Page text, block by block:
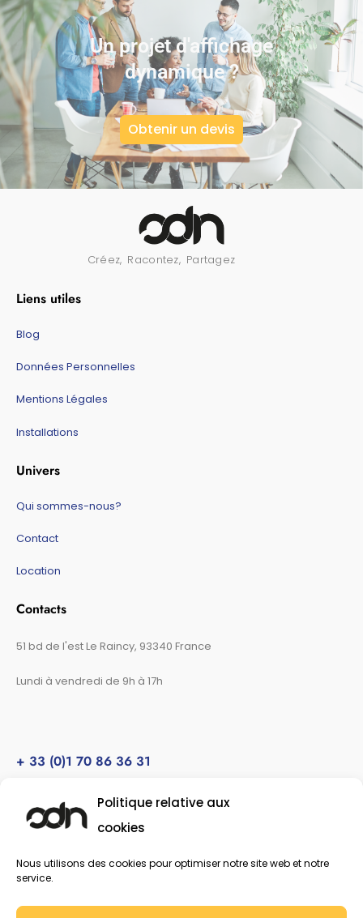
Politique relative aux
cookies
Nous utilisons des cookies pour optimiser notre site web et notre
service.
Un projet d'affichage
dynamique ?
Obtenir un devis
Créez, Racontez, Partagez
Liens utiles
Blog
Données Personnelles
Mentions Légales
Installations
Univers
Qui sommes-nous?
Contact
Location
Contacts
51 bd de l'est Le Raincy, 93340 France
Lundi à vendredi de 9h à 17h
+ 33 (0)1 70 86 36 31
c s
apedro@ads-ad.fr